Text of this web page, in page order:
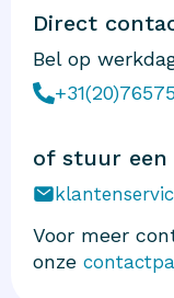
Direct
Bel op
of stuur een
Voor meer
onze